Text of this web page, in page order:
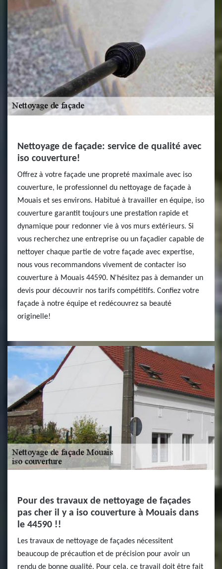
Nettoyage de façade: service de qualité avec
iso couverture!
Offrez à votre façade une propreté maximale avec iso
couverture, le professionnel du nettoyage de façade à
Mouais et ses environs. Habitué à travailler en équipe, iso
couverture garantit toujours une prestation rapide et
dynamique pour redonner vie à vos murs extérieurs. Si
vous recherchez une entreprise ou un façadier capable de
nettoyer chaque partie de votre façade avec expertise,
nous vous recommandons vivement de contacter iso
couverture à Mouais 44590. N'hésitez pas à demander un
devis pour découvrir nos tarifs compétitifs. Confiez votre
façade à notre équipe et redécouvrez sa beauté
originelle!
Pour des travaux de nettoyage de façades
pas cher il y a iso couverture à Mouais dans
le 44590 !!
Les travaux de nettoyage de façades nécessitent
beaucoup de précaution et de précision pour avoir un
rendu de bonne qualité. Pour cela, ce travail doit être fait